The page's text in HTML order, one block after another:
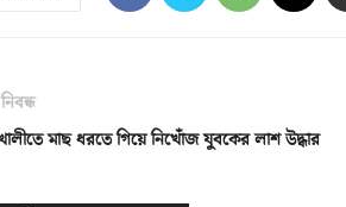
মাছ ধরতে গিয়ে নিখোঁজ যুবকের লাশ উদ্ধার